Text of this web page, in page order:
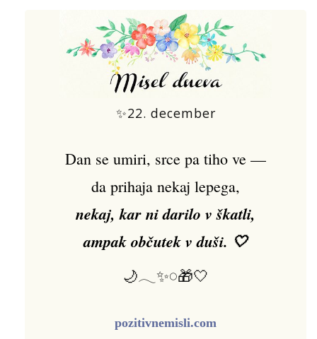
✨22. december
Dan se umiri, srce pa tiho ve —
da prihaja nekaj lepega,
nekaj, kar ni darilo v škatli,
ampak občutek v duši. 🤍
🌙𓂃✨𓏸🎁🤍
pozitivnemisli.com